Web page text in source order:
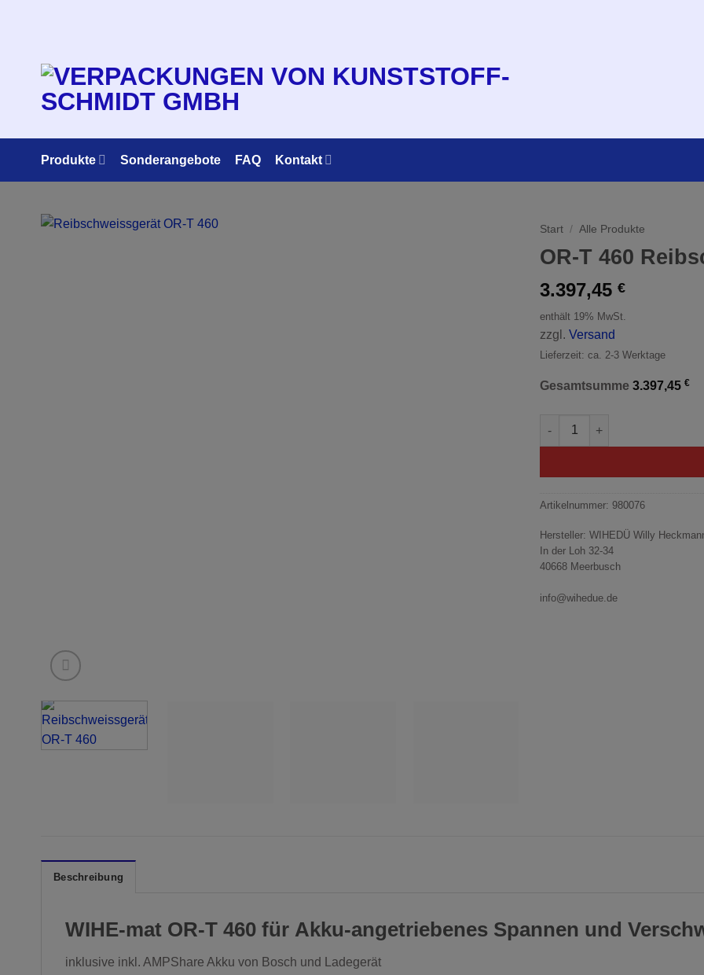
Produkte Sonderangebote FAQ Kontakt
Start / Alle Produkte
OR-T 460
3.397,45 €
enthält 19% MwSt.
zzgl. Versand
Lieferzeit: ca. 2-3 Werktage
Gesamtsumme 3.397,45 €
OR-T 460 Reibschweißgerät
Artikelnummer: 980076
Hersteller: WIHEDÜ Willy
In der Loh 32-34
40668 Meerbusch
info@wihedue.de
Beschreibung
WIHE-mat OR-T 460 für Akku-angetriebenes Spannen und
inklusive inkl. AMPShare Akku von Bosch und Ladegerät